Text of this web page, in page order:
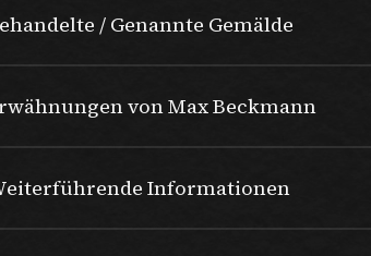
/ Genannte Gemälde
von Max Beckmann
Informationen